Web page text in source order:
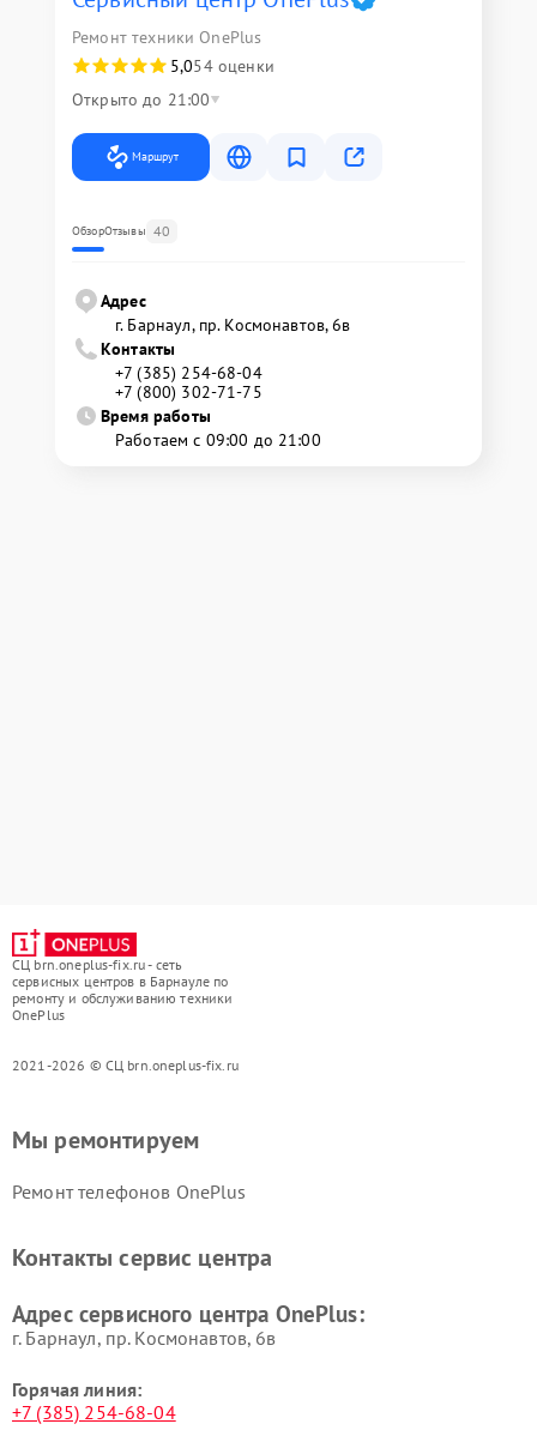
Ремонт техники OnePlus
5,054 оценки
Открыто до 21:00
Маршрут
ОбзорОтзывы 40
Адрес
г. Барнаул, ​пр. Космонавтов, 6в
Контакты
+7 (385) 254-68-04
+7 (800) 302-71-75
Время работы
Работаем с 09:00 до 21:00
СЦ brn.oneplus-fix.ru - сеть
сервисных центров в Барнауле по
ремонту и обслуживанию техники
OnePlus
2021-2026 © СЦ brn.oneplus-fix.ru
Мы ремонтируем
Ремонт телефонов OnePlus
Контакты сервис центра
Адрес сервисного центра OnePlus:
г. Барнаул, ​пр. Космонавтов, 6в
Горячая линия:
+7 (385) 254-68-04